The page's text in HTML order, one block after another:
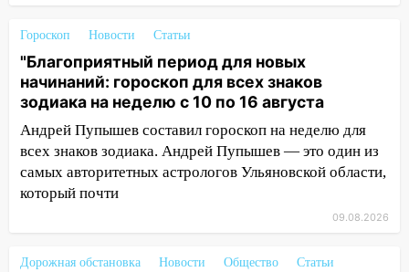
11:00
СНТ сидят без света
10:13 Прокуратура подвела итоги
недели в Ульяновской области
09:18 Из-за ливня заблокировано
движение трамваев в Ульяновске
Ураган, изнасилование ребенка,
Гороскоп Новости Статьи
"Благоприятный период для новых
начинаний: гороскоп для всех знаков
зодиака на неделю с 10 по 16 августа
Андрей Пупышев составил гороскоп на неделю для
всех знаков зодиака. Андрей Пупышев — это один из
самых авторитетных астрологов Ульяновской области,
который почти
09.08.2026
Дорожная обстановка Новости Общество Статьи